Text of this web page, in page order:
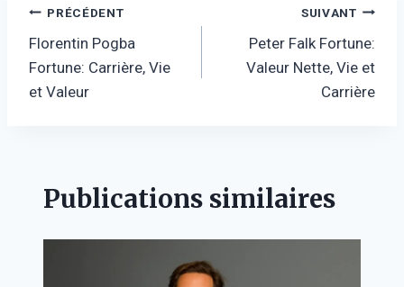
Navigation
de
l’article
PRÉCÉDENT
Florentin Pogba
Fortune: Carrière, Vie
et Valeur
SUIVANT
Peter Falk Fortune:
Valeur Nette, Vie et
Carrière
Publications similaires